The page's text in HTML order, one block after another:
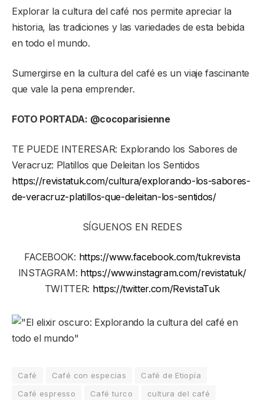
Explorar la cultura del café nos permite apreciar la
historia, las tradiciones y las variedades de esta bebida
en todo el mundo.
Sumergirse en la cultura del café es un viaje fascinante
que vale la pena emprender.
FOTO PORTADA: @cocoparisienne
TE PUEDE INTERESAR: Explorando los Sabores de
Veracruz: Platillos que Deleitan los Sentidos
https://revistatuk.com/cultura/explorando-los-sabores-
de-veracruz-platillos-que-deleitan-los-sentidos/
SÍGUENOS EN REDES
FACEBOOK: https://www.facebook.com/tukrevista
INSTAGRAM: https://www.instagram.com/revistatuk/
TWITTER: https://twitter.com/RevistaTuk
Café Café con especias
Café de Etiopía
Café espresso
Café turco cultura del café